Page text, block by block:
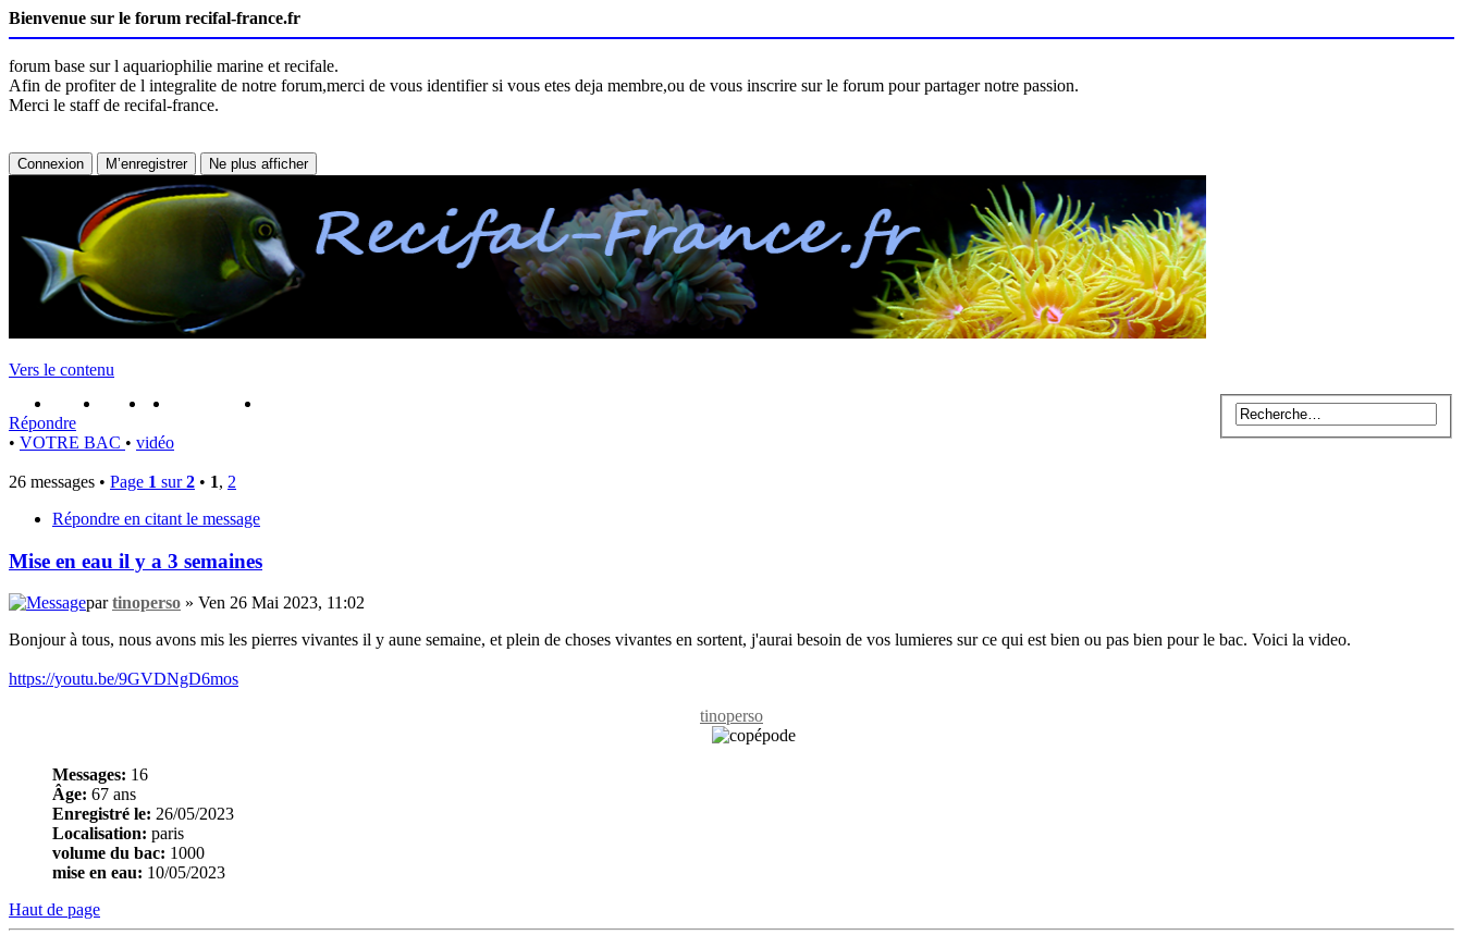
Bienvenue sur le forum recifal-france.fr
forum base sur l aquariophilie marine et recifale.
Afin de profiter de l integralite de notre forum,merci de vous identifier si vous etes deja membre,ou de vous inscrire sur le forum pour partager notre passion.
Merci le staff de recifal-france.
Vers le contenu
portail
forum faq m'enregister
Répondre
• VOTRE BAC • vidéo
26 messages • Page 1 sur2 • 1, 2
Répondre en citant le message
Mise en eau il y a 3 semaines
partinoperso » Ven 26 Mai 2023, 11:02
Bonjour à tous, nous avons mis les pierres vivantes il y aune semaine, et plein de choses vivantes en sortent, j'aurai besoin de vos lumieres sur ce qui est bien ou pas bien pour le bac. Voici la video.
https://youtu.be/9GVDNgD6mos
tinoperso
Messages: 16
Âge: 67 ans
Enregistré le: 26/05/2023
Localisation: paris
volume du bac: 1000
mise en eau: 10/05/2023
Haut de page